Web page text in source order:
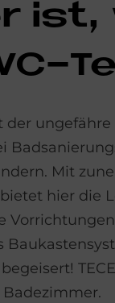
der
Mit
bietet hier die